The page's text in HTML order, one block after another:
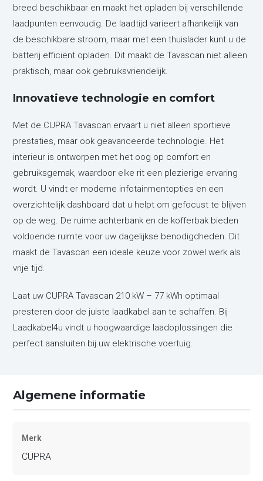
breed beschikbaar en maakt het opladen bij verschillende
laadpunten eenvoudig. De laadtijd varieert afhankelijk van
de beschikbare stroom, maar met een thuislader kunt u de
batterij efficiënt opladen. Dit maakt de Tavascan niet alleen
praktisch, maar ook gebruiksvriendelijk.
Innovatieve technologie en comfort
Met de CUPRA Tavascan ervaart u niet alleen sportieve
prestaties, maar ook geavanceerde technologie. Het
interieur is ontworpen met het oog op comfort en
gebruiksgemak, waardoor elke rit een plezierige ervaring
wordt. U vindt er moderne infotainmentopties en een
overzichtelijk dashboard dat u helpt om gefocust te blijven
op de weg. De ruime achterbank en de kofferbak bieden
voldoende ruimte voor uw dagelijkse benodigdheden. Dit
maakt de Tavascan een ideale keuze voor zowel werk als
vrije tijd.
Laat uw CUPRA Tavascan 210 kW – 77 kWh optimaal
presteren door de juiste laadkabel aan te schaffen. Bij
Laadkabel4u vindt u hoogwaardige laadoplossingen die
perfect aansluiten bij uw elektrische voertuig.
Algemene informatie
Merk
CUPRA